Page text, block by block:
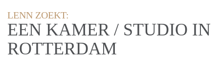
LENN ZOEKT:
EEN KAMER / STUDIO IN
ROTTERDAM